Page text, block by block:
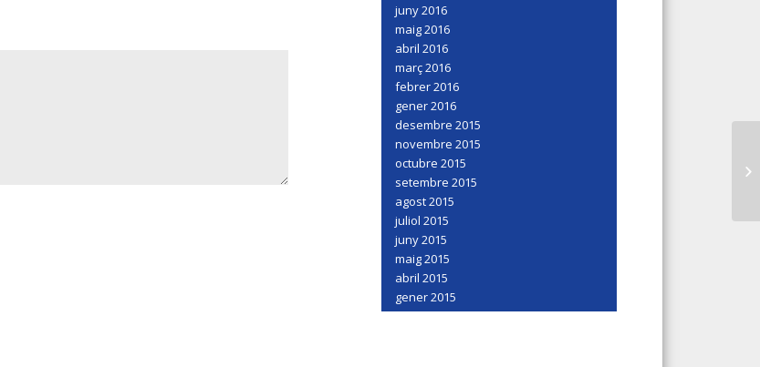
juny 2016
maig 2016
abril 2016
març 2016
febrer 2016
gener 2016
desembre 2015
novembre 2015
octubre 2015
setembre 2015
agost 2015
juliol 2015
juny 2015
maig 2015
abril 2015
gener 2015